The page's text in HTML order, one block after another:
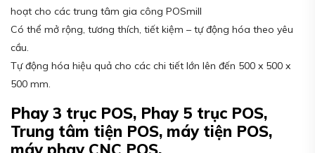
hoạt cho các trung tâm gia công POSmill
Có thể mở rộng, tương thích, tiết kiệm – tự động hóa theo yêu
cầu.
Tự động hóa hiệu quả cho các chi tiết lớn lên đến 500 x 500 x
500 mm.
Phay 3 trục POS, Phay 5 trục POS,
Trung tâm tiện POS, máy tiện POS,